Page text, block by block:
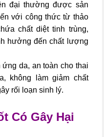
đại thường được sản
với công thức từ thảo
chất diệt tinh trùng,
hưởng đến chất lượng
da, an toàn cho thai
không làm giảm chất
rối loạn sinh lý.
Có Gây Hại